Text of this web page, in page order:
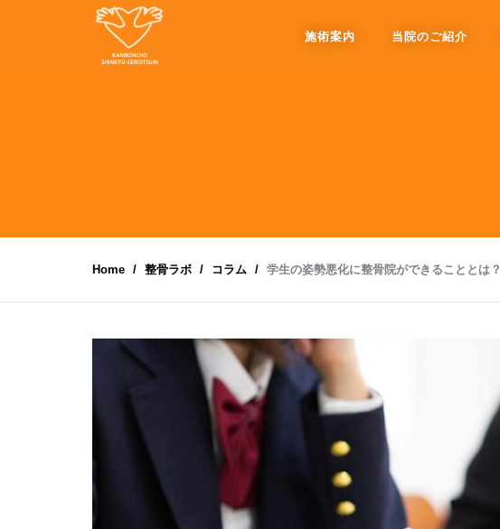
施術案内 当院のご紹介
Home 整骨ラボ コラム 学生の姿勢悪化に整骨院ができることとは？